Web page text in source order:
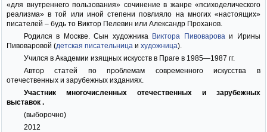
«для внутреннего пользования» сочинение в жанре «психоделического
реализма» в той или иной степени повлияло на многих «настоящих»
писателей – будь то Виктор Пелевин или Александр Проханов.
Родился в Москве. Сын художника Виктора Пивовароваи Ирины
Пивоваровой (детская писательница и художница).
Учился в Академии изящных искусств в Праге в 1985—1987 гг.
Автор статей по проблемам современного искусства в
отечественных и зарубежных изданиях.
Участник многочисленных отечественных и зарубежных
выставок .
(выборочно)
2012